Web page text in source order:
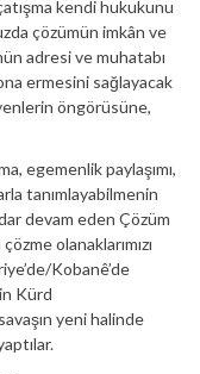
kendi hukukunu
çözümün imkân ve
adresi ve muhatabı
ermesini sağlayacak
öngörüsüne,
egemenlik paylaşımı,
tanımlayabilmenin
devam eden Çözüm
olanaklarımızı
Kobanê’de
Kürd
yeni halinde